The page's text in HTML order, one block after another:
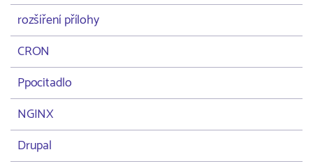
rozšíření přílohy
CRON
Ppocitadlo
NGINX
Drupal